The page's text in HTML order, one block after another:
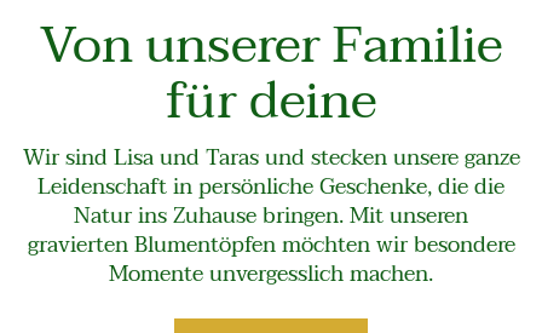
Von unserer Familie
für deine
Wir sind Lisa und Taras und stecken unsere ganze
Leidenschaft in persönliche Geschenke, die die
Natur ins Zuhause bringen. Mit unseren
gravierten Blumentöpfen möchten wir besondere
Momente unvergesslich machen.